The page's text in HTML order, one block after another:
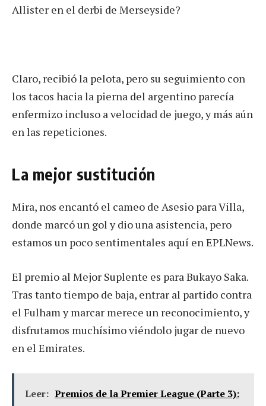
Allister en el derbi de Merseyside?
Claro, recibió la pelota, pero su seguimiento con
los tacos hacia la pierna del argentino parecía
enfermizo incluso a velocidad de juego, y más aún
en las repeticiones.
La mejor sustitución
Mira, nos encantó el cameo de Asesio para Villa,
donde marcó un gol y dio una asistencia, pero
estamos un poco sentimentales aquí en EPLNews.
El premio al Mejor Suplente es para Bukayo Saka.
Tras tanto tiempo de baja, entrar al partido contra
el Fulham y marcar merece un reconocimiento, y
disfrutamos muchísimo viéndolo jugar de nuevo
en el Emirates.
Leer: Premios de la Premier League (Parte 3):